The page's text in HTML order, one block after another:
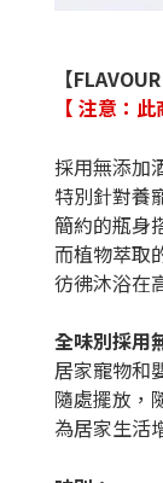
【FLAVOUR
【 注意：
採用無添加
特別針對養
簡約的瓶身
而植物萃取
彷彿沐浴在
全味別採用
居家寵物和
隨處擺放，
為居家生活